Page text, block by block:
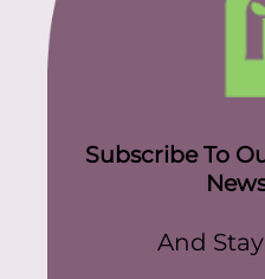
Subscribe To
And